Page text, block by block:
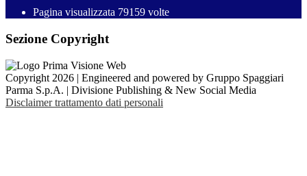
Pagina visualizzata 79159 volte
Sezione Copyright
Copyright 2026 | Engineered and powered by Gruppo Spaggiari
Parma S.p.A. | Divisione Publishing & New Social Media
Disclaimer trattamento dati personali